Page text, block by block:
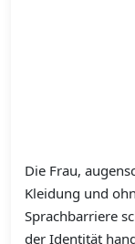
Die Frau,
Kleidung und
Sprachbarriere
der Identität